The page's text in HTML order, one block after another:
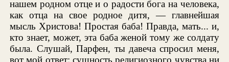
нашем родном отце и о радости бога на человека,
как отца на свое родное дитя, — главнейшая
мысль Христова! Простая баба! Правда, мать... и,
кто знает, может, эта баба женой тому же солдату
была. Слушай, Парфен, ты давеча спросил меня,
вот мой ответ: сущность религиозного чувства ни